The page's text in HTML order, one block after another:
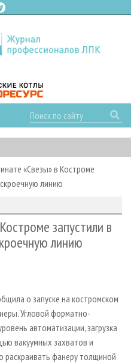
ПЛИТ
«Свезы» в Костроме
линию
запустили в
линию
о запуске на костромском
Угловой форматно-
автоматизации, загрузка
вакуумных захватов и
фанеру толщиной